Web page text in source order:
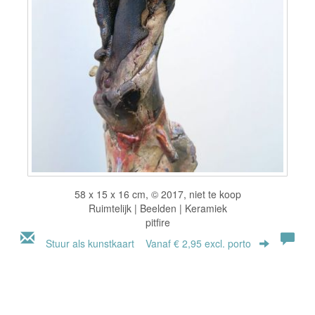
58 x 15 x 16 cm, © 2017, niet te koop
Ruimtelijk | Beelden | Keramiek
pitfire
Stuur als kunstkaart Vanaf € 2,95 excl. porto